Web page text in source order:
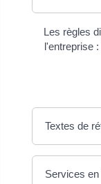
Les règles
l'entreprise
Textes de
Services